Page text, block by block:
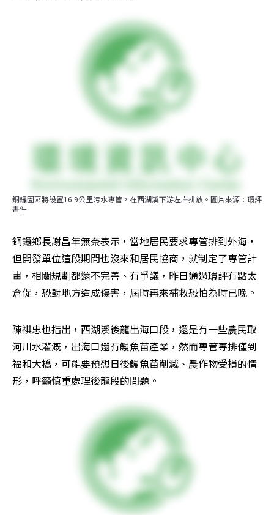
銅鑼園區將設置16.9公里污水專管，在西湖溪下游左岸排放。圖片來源：環評
書件
銅鑼鄉長謝昌年無奈表示，當地居民要求專管排到外海，
但開發單位這段期間也沒來和居民協商，就制定了專管計
畫，相關規劃都還不完善、有爭議，昨日通過環評有點太
倉促，恐對地方造成傷害，屆時再來補救恐怕為時已晚。
陳祺忠也指出，西湖溪後龍出海口段，還是有一些農民取
河川水灌溉，出海口還有鰻魚苗產業，然而專管專排僅到
福和大橋，可能要預想日後鰻魚苗削減、農作物受損的情
形，呼籲慎重處理後龍段的問題。